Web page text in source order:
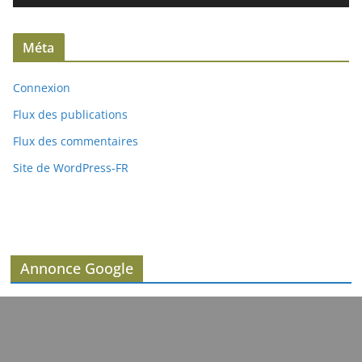
d
é
Méta
Connexion
Flux des publications
Flux des commentaires
Site de WordPress-FR
Annonce Google